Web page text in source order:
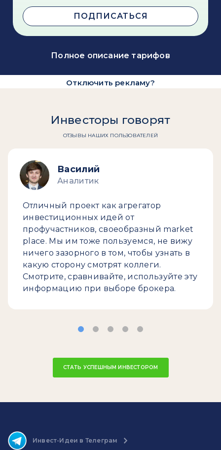
ПОДПИСАТЬСЯ
Полное описание тарифов
Отключить рекламу?
Инвесторы говорят
ОТЗЫВЫ НАШИХ ПОЛЬЗОВАТЕЛЕЙ
Василий
Аналитик
Отличный проект как агрегатор
инвестиционных идей от
профучастников, своеобразный market
place. Мы им тоже пользуемся, не вижу
ничего зазорного в том, чтобы узнать в
какую сторону смотрят коллеги.
Смотрите, сравнивайте, используйте эту
информацию при выборе брокера.
СТАТЬ УСПЕШНЫМ ИНВЕСТОРОМ
Инвест-Идеи в Телеграм